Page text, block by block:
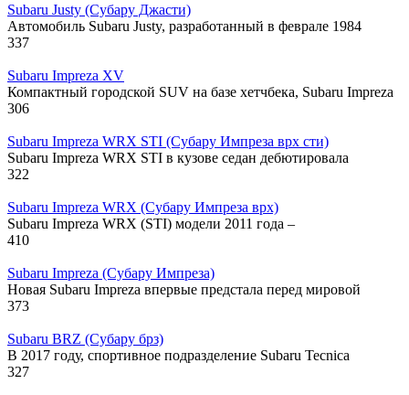
Subaru Justy (Субару Джасти)
Автомобиль Subaru Justy, разработанный в феврале 1984
337
Subaru Impreza XV
Компактный городской SUV на базе хетчбека, Subaru Impreza
306
Subaru Impreza WRX STI (Субару Импреза врх сти)
Subaru Impreza WRX STI в кузове седан дебютировала
322
Subaru Impreza WRX (Субару Импреза врх)
Subaru Impreza WRX (STI) модели 2011 года –
410
Subaru Impreza (Субару Импреза)
Новая Subaru Impreza впервые предстала перед мировой
373
Subaru BRZ (Субару брз)
В 2017 году, спортивное подразделение Subaru Tecnica
327